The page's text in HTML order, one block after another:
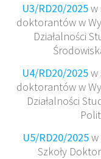
U3/RD20/2025w
doktorantów w
Działalności
U4/RD20/2025w
doktorantów w
Działalności
U5/RD20/2025w
Szkoły